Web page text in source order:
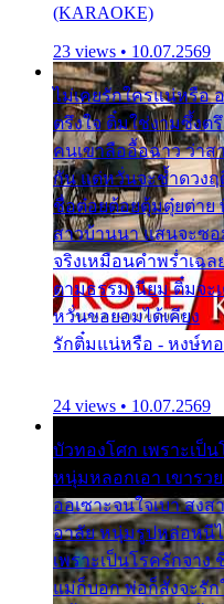
(KARAOKE)
23 views • 10.07.2569
ไม่เคยรักใครแน่หรือ
ตรึงใจ ติ๋มใช่งามซึ้งต
คนเขาลืออื้อฉาว ว่า
กัน แต่หวั่นจะช้ำดวง
ชื่อต๋อยต้อยตุ้มตุ๋ยต่าย
สาวบ้านนา แสนจะซ
จริงเหมือนคำพร่ำเฉ
ตามธรรมเนียม ติ๋มจะ
หวั่นขอยอมได้เคียง
รักติ๋มแน่หรือ - หงษ์ท
24 views • 10.07.2569
บัวทองโศก เพราะเป็
หนุ่มหลอกเอา เขารว
ออเซาะจนใจเบา สงส
อาลัย หนุ่มรูปหล่อหนีไ
เพราะเป็นโรครักจาง
แม่ก็บอก พ่อก็สั่งจะรัก